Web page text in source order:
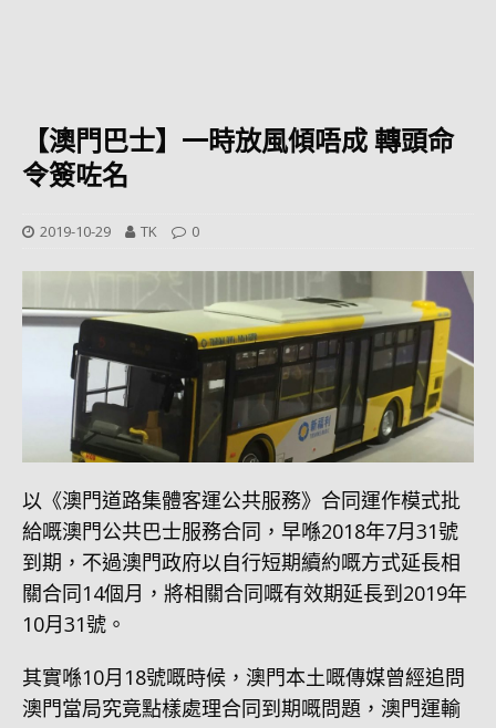
【澳門巴士】一時放風傾唔成 轉頭命
令簽咗名
2019-10-29 TK 0
以《澳門道路集體客運公共服務》合同運作模式批
給嘅澳門公共巴士服務合同，早喺2018年7月31號
到期，不過澳門政府以自行短期續約嘅方式延長相
關合同14個月，將相關合同嘅有效期延長到2019年
10月31號。
其實喺10月18號嘅時候，澳門本土嘅傳媒曾經追問
澳門當局究竟點樣處理合同到期嘅問題，澳門運輸